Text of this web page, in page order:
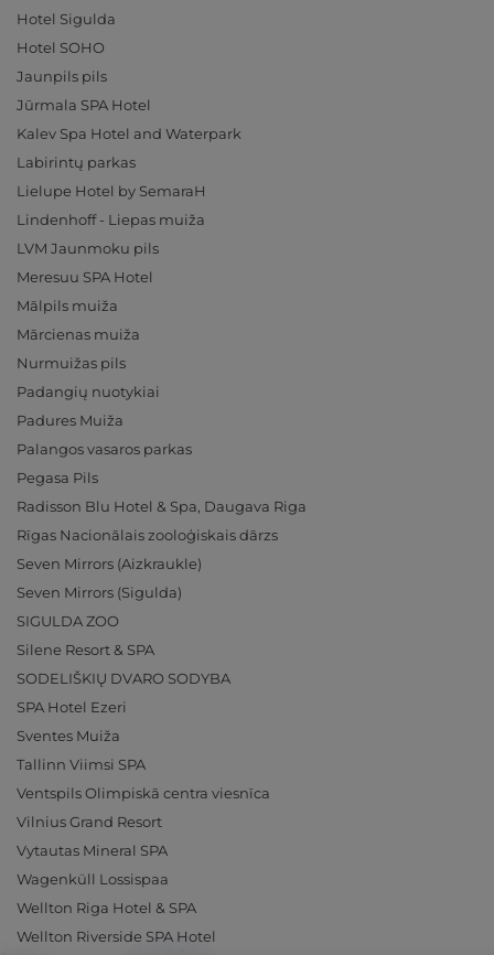
Hotel Sigulda
Hotel SOHO
Jaunpils pils
Jūrmala SPA Hotel
Kalev Spa Hotel and Waterpark
Labirintų parkas
Lielupe Hotel by SemaraH
Lindenhoff - Liepas muiža
LVM Jaunmoku pils
Meresuu SPA Hotel
Mālpils muiža
Mārcienas muiža
Nurmuižas pils
Padangių nuotykiai
Padures Muiža
Palangos vasaros parkas
Pegasa Pils
Radisson Blu Hotel & Spa, Daugava Riga
Rīgas Nacionālais zooloģiskais dārzs
Seven Mirrors (Aizkraukle)
Seven Mirrors (Sigulda)
SIGULDA ZOO
Silene Resort & SPA
SODELIŠKIŲ DVARO SODYBA
SPA Hotel Ezeri
Sventes Muiža
Tallinn Viimsi SPA
Ventspils Olimpiskā centra viesnīca
Vilnius Grand Resort
Vytautas Mineral SPA
Wagenküll Lossispaa
Wellton Riga Hotel & SPA
Wellton Riverside SPA Hotel